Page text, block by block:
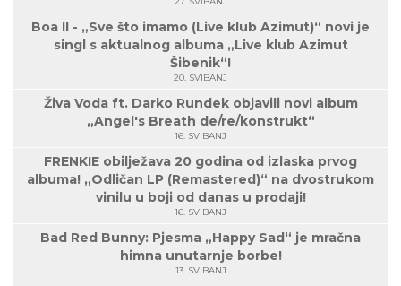
Boa II - „Sve što imamo (Live klub Azimut)“ novi je
singl s aktualnog albuma „Live klub Azimut
Šibenik“!
20. SVIBANJ
Živa Voda ft. Darko Rundek objavili novi album
„Angel's Breath de/re/konstrukt“
16. SVIBANJ
FRENKIE obilježava 20 godina od izlaska prvog
albuma! „Odličan LP (Remastered)“ na dvostrukom
vinilu u boji od danas u prodaji!
16. SVIBANJ
Bad Red Bunny: Pjesma „Happy Sad“ je mračna
himna unutarnje borbe!
13. SVIBANJ